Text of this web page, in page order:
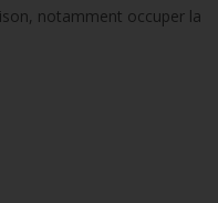
notamment occuper la